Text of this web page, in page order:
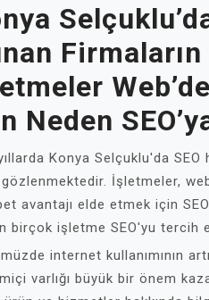
Neden
Konya Selçuklu'da
gözlenmektedir. İşletmeler,
avantajı elde etmek için
birçok işletme SEO'yu tercih
internet kullanımının
varlığı büyük bir önem